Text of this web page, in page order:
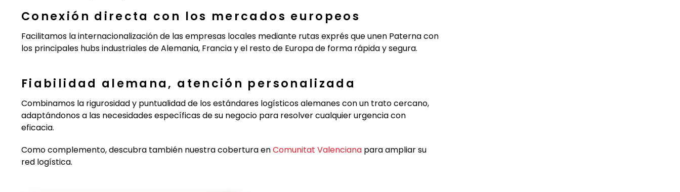
Conexión directa con los mercados europeos
Facilitamos la internacionalización de las empresas locales mediante rutas exprés que unen Paterna con
los principales hubs industriales de Alemania, Francia y el resto de Europa de forma rápida y segura.
Fiabilidad alemana, atención personalizada
Combinamos la rigurosidad y puntualidad de los estándares logísticos alemanes con un trato cercano,
adaptándonos a las necesidades específicas de su negocio para resolver cualquier urgencia con
eficacia.
Como complemento, descubra también nuestra cobertura enComunitat Valenciana para ampliar su
red logística.